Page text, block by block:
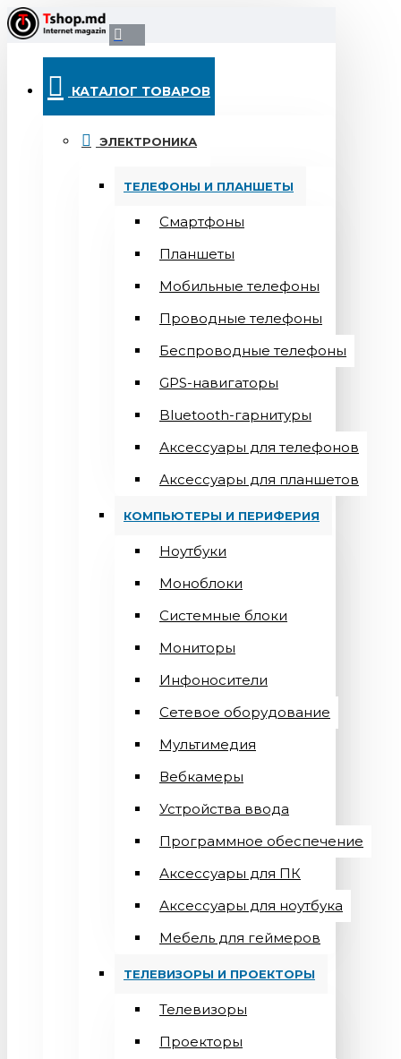
КАТАЛОГ ТОВАРОВ
ЭЛЕКТРОНИКА
ТЕЛЕФОНЫ И ПЛАНШЕТЫ
Смартфоны
Планшеты
Мобильные телефоны
Проводные телефоны
Беспроводные телефоны
GPS-навигаторы
Bluetooth-гарнитуры
Аксессуары для телефонов
Аксессуары для планшетов
КОМПЬЮТЕРЫ И ПЕРИФЕРИЯ
Ноутбуки
Моноблоки
Системные блоки
Мониторы
Инфоносители
Сетевое оборудование
Мультимедия
Вебкамеры
Устройства ввода
Программное обеспечение
Аксессуары для ПК
Аксессуары для ноутбука
Мебель для геймеров
ТЕЛЕВИЗОРЫ И ПРОЕКТОРЫ
Телевизоры
Проекторы